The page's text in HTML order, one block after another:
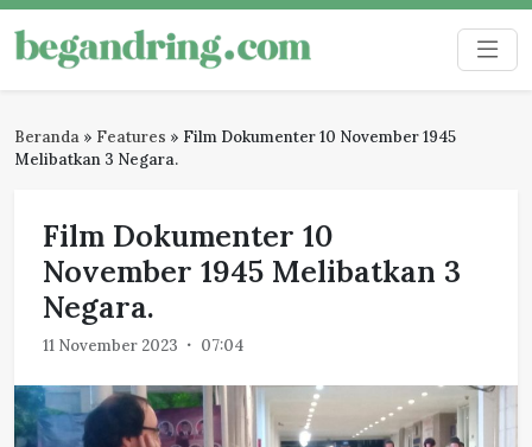
Skip
to
content
Begandring
Menjaga ingatan untuk masa depan
Beranda » Features » Film Dokumenter 10 November 1945
Melibatkan 3 Negara.
Film Dokumenter 10
November 1945 Melibatkan 3
Negara.
11 November 2023 07:04